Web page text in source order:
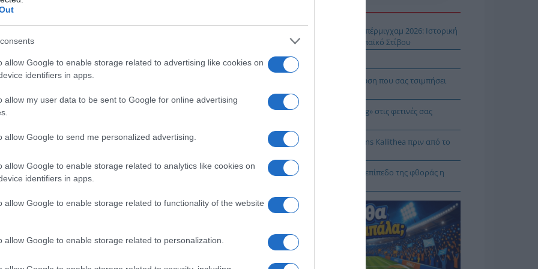
allow Google to enable storage related to advertising like cookies on
identifiers in apps.
allow my user data to be sent to Google for online advertising
allow Google to send me personalized advertising.
allow Google to enable storage related to analytics like cookies on
identifiers in apps.
allow Google to enable storage related to functionality of the website
allow Google to enable storage related to personalization.
Νέο Ειδικό Χωροταξικό Πλαίσιο για τον
Τουρισμό (ΚΥΑ)
Αντίστροφη μέτρηση για το Μπέρμιγχαμ 2026: Ιστορική
ελληνική παρουσία στο Ευρωπαϊκό Στίβου
Η Ναυτιλία εκπέμπει «SOS»
Τι πρέπει να κάνετε σε περίπτωση που σας τσιμπήσει
μωβ μέδουσα
Πώς να κάνετε «smart spending» στις φετινές σας
ΑΕΚ: Πρόβα τζενεράλε με Athens Kallithea πριν από το
Β. Ταλαμάγκας: Στο κεκλιμένο επίπεδο της φθοράς η